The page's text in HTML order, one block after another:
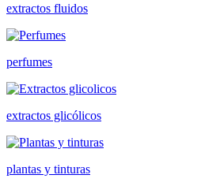
extractos fluidos
perfumes
extractos glicólicos
plantas y tinturas